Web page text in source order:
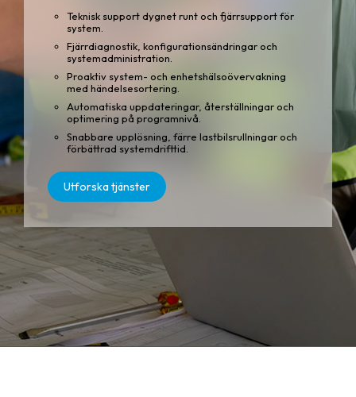
Teknisk support dygnet runt och fjärrsupport för
system.
Fjärrdiagnostik, konfigurationsändringar och
systemadministration.
Proaktiv system- och enhetshälsoövervakning
med händelsesortering.
Automatiska uppdateringar, återställningar och
optimering på programnivå.
Snabbare upplösning, färre lastbilsrullningar och
förbättrad systemdrifttid.
Utforska tjänster